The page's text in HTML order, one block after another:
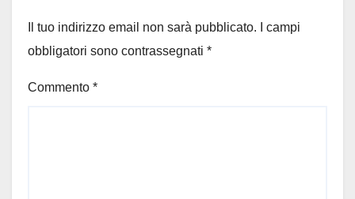
inginocchiato!
Il tuo indirizzo email non sarà pubblicato.
I campi
obbligatori sono contrassegnati *
Commento *